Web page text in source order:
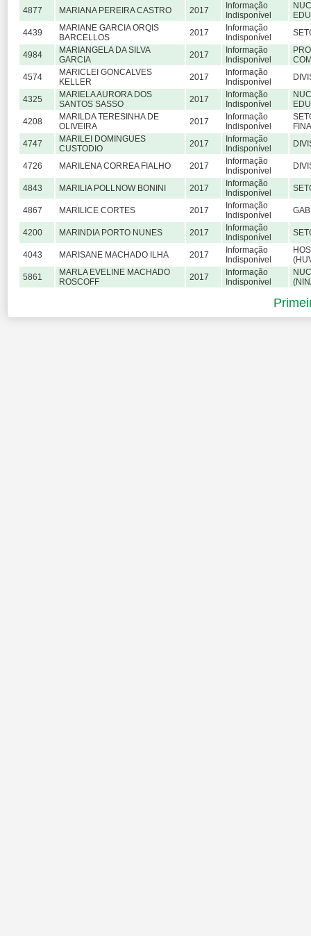
4877
MARIANA PEREIRA CASTRO 2017
Informação
Indisponível
4439
MARIANE GARCIA ORQIS
BARCELLOS
2017
Informação
Indisponível
4984
MARIANGELA DA SILVA
GARCIA
2017
Informação
Indisponível
4574
MARICLEI GONCALVES
KELLER
2017
Informação
Indisponível
4325
MARIELA AURORA DOS
SANTOS SASSO
2017
Informação
Indisponível
4208
MARILDA TERESINHA DE
OLIVEIRA
2017
Informação
Indisponível
4747
MARILEI DOMINGUES
CUSTODIO
2017
Informação
Indisponível
4726 MARILENA CORREA FIALHO 2017
Informação
Indisponível
4843 MARILIA POLLNOW BONINI 2017
Informação
Indisponível
4867 MARILICE CORTES 2017
Informação
Indisponível
4200 MARINDIA PORTO NUNES 2017
Informação
Indisponível
4043 MARISANE MACHADO ILHA 2017
Informação
Indisponível
5861
MARLA EVELINE MACHADO
ROSCOFF
2017
Informação
Indisponível